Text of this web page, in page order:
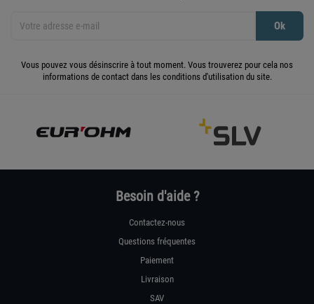
Vous pouvez vous désinscrire à tout moment. Vous trouverez pour cela nos
informations de contact dans les conditions d'utilisation du site.
Besoin d'aide ?
Contactez-nous
Questions fréquentes
Paiement
Livraison
SAV